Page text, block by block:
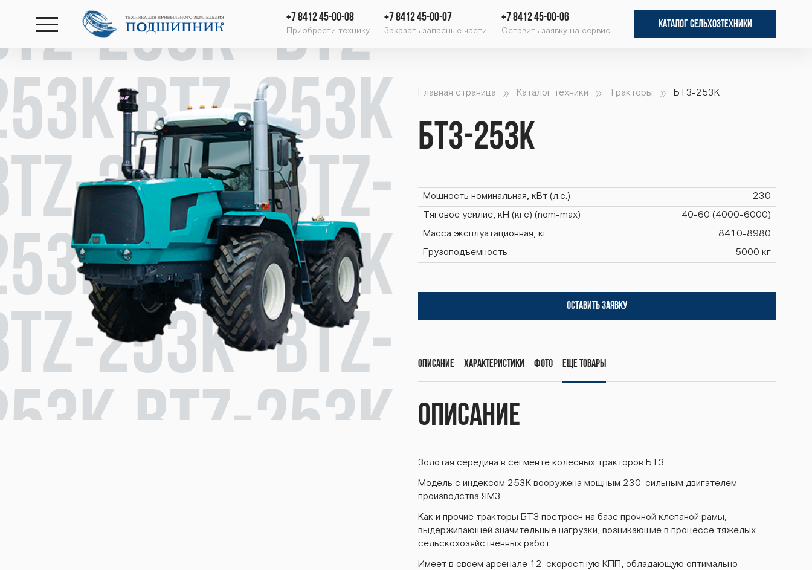
открыть
+7 8412 45-00-08
Приобрести технику
+7 8412 45-00-07
Заказать запасные части
+7 8412 45-00-06
Оставить заявку на сервис
КАТАЛОГ СЕЛЬХОЗТЕХНИКИ
253К BTZ-
BTZ-253К
253К BTZ-
BTZ-253К
253К BTZ-
BTZ-253К
Главная страница Каталог техники Тракторы БТЗ-253К
БТЗ-253К
Мощность номинальная, кВт (л.с.) 230
Тяговое усилие, кН (кгс) (nom-max) 40-60 (4000-6000)
Масса эксплуатационная, кг 8410-8980
Грузоподъемность 5000 кг
ОСТАВИТЬ ЗАЯВКУ
Описание Характеристики Фото Еще товары
Описание
Золотая середина в сегменте колесных тракторов БТЗ.
Модель с индексом 253К вооружена мощным 230-сильным двигателем
производства ЯМЗ.
Как и прочие тракторы БТЗ построен на базе прочной клепаной рамы,
выдерживающей значительные нагрузки, возникающие в процессе тяжелых
сельскохозяйственных работ.
Имеет в своем арсенале 12-скоростную КПП, обладающую оптимально